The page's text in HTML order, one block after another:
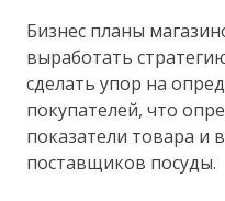
Бизнес планы
выработать
сделать упор на
покупателей, что
показатели товара и
поставщиков посуды.